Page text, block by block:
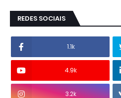
REDES SOCIAIS
1.1k
4.9k
3.2k